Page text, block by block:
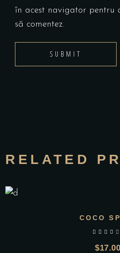
în acest navigator pentru
să comentez.
RELATED
COCO
$17.00